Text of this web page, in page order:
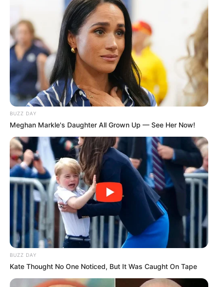
BUZZ DAY
Meghan Markle's Daughter All Grown Up — See Her Now!
BUZZ DAY
Kate Thought No One Noticed, But It Was Caught On Tape